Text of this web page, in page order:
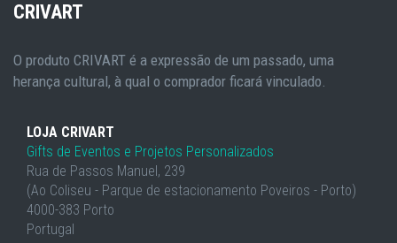
CRIVART
O produto CRIVART é a expressão de um passado, uma
herança cultural, à qual o comprador ficará vinculado.
LOJA CRIVART
Gifts de Eventos e Projetos Personalizados
Rua de Passos Manuel, 239
(Ao Coliseu - Parque de estacionamento Poveiros - Porto)
4000-383 Porto
Portugal